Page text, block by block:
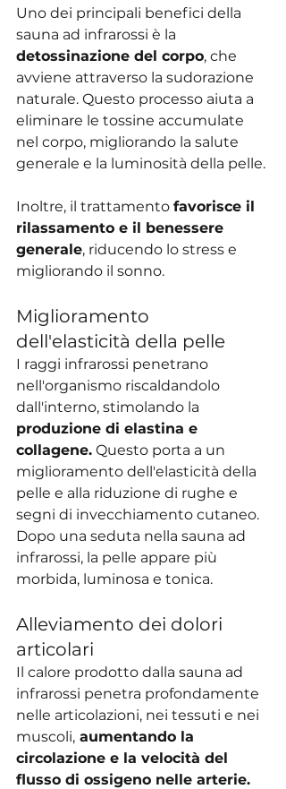
Uno dei principali benefici della
sauna ad infrarossi è la
detossinazione del corpo, che
avviene attraverso la sudorazione
naturale. Questo processo aiuta a
eliminare le tossine accumulate
nel corpo, migliorando la salute
generale e la luminosità della pelle.
Inoltre, il trattamento favorisce il
rilassamento e il benessere
generale, riducendo lo stress e
migliorando il sonno.
Miglioramento
dell'elasticità della pelle
I raggi infrarossi penetrano
nell'organismo riscaldandolo
dall'interno, stimolando la
produzione di elastina e
collagene. Questo porta a un
miglioramento dell'elasticità della
pelle e alla riduzione di rughe e
segni di invecchiamento cutaneo.
Dopo una seduta nella sauna ad
infrarossi, la pelle appare più
morbida, luminosa e tonica.
Alleviamento dei dolori
articolari
Il calore prodotto dalla sauna ad
infrarossi penetra profondamente
nelle articolazioni, nei tessuti e nei
muscoli, aumentando la
circolazione e la velocità del
flusso di ossigeno nelle arterie.